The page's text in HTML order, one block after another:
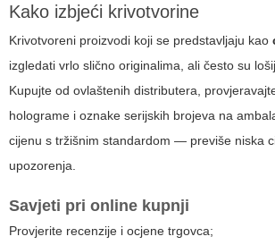
Kako izbjeći krivotvorine
Krivotvoreni proizvodi koji se predstavljaju kao
izgledati vrlo slično originalima, ali često su
Kupujte od ovlaštenih distributera,
holograme i oznake serijskih brojeva na
cijenu s tržišnim standardom — previše niska
upozorenja.
Savjeti pri online kupnji
Provjerite recenzije i ocjene trgovca;